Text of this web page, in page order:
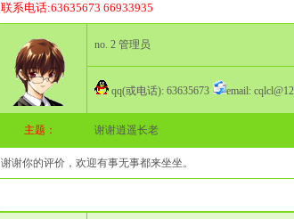
联系电话:63635673 66933935
no. 2 管理员
qq(或电话): 63635673 email:
主题： 谢谢逍遥长老
谢谢你的评价，欢迎有事无事都来坐坐。